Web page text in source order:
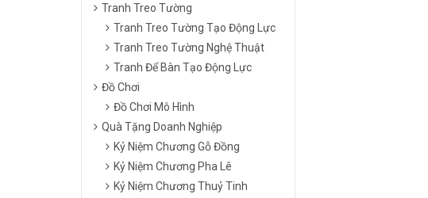
Tranh Treo Tường
Tranh Treo Tường Tạo Động Lực
Tranh Treo Tường Nghệ Thuật
Tranh Để Bàn Tạo Động Lực
Đồ Chơi
Đồ Chơi Mô Hình
Quà Tặng Doanh Nghiệp
Kỷ Niệm Chương Gỗ Đồng
Kỷ Niệm Chương Pha Lê
Kỷ Niệm Chương Thuỷ Tinh